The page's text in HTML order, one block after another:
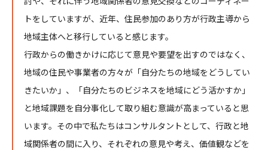
トをしていますが、近年、住民参加のあり方が行政主導から
地域主体へと移行していると感じます。
行政からの働きかけに応じて意見や要望を出すのではなく、
地域の住民や事業者の方々が「自分たちの地域をどうしてい
きたいか」、「自分たちのビジネスを地域にどう活かすか」
と地域課題を自分事化して取り組む意識が高まっていると思
います。その中で私たちはコンサルタントとして、行政と地
域関係者の間に入り、それぞれの意見や考え、価値観などを